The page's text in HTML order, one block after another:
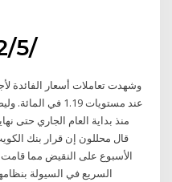
9‏‏/5‏‏/1442 بعد الهجرة
وشهدت تعاملات أسعار الفائدة
عند مستويات 1.19
قال محللون إن قرار بنك
الأسبوع على النقيض مما
السريع في السيولة